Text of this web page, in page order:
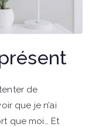
de
que je n’ai
que moi… Et